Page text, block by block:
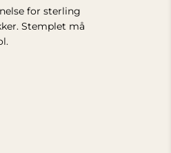
for sterling
Stemplet må